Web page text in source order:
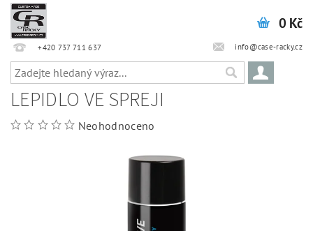
+420 737 711 637 info@case-racky.cz
0 Kč
LEPIDLO VE SPREJI
Neohodnoceno